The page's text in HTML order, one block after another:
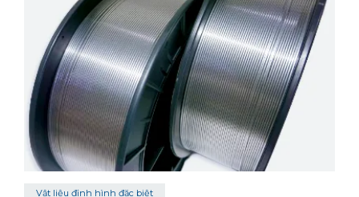
Vật liệu định hình đặc biệt